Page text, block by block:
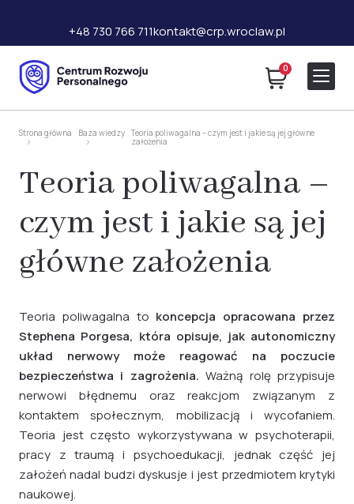
+48 730 766 711kontakt@crp.wroclaw.pl
0
Strona główna Baza wiedzy Teoria poliwagalna – czym jest i jakie są jej główne
założenia
Teoria poliwagalna –
czym jest i jakie są jej
główne założenia
Teoria poliwagalna to koncepcja opracowana przez
Stephena Porgesa, która opisuje, jak autonomiczny
układ nerwowy może reagować na poczucie
bezpieczeństwa i zagrożenia. Ważną rolę przypisuje
nerwowi błędnemu oraz reakcjom związanym z
kontaktem społecznym, mobilizacją i wycofaniem.
Teoria jest często wykorzystywana w psychoterapii,
pracy z traumą i psychoedukacji, jednak część jej
założeń nadal budzi dyskusje i jest przedmiotem krytyki
naukowej.